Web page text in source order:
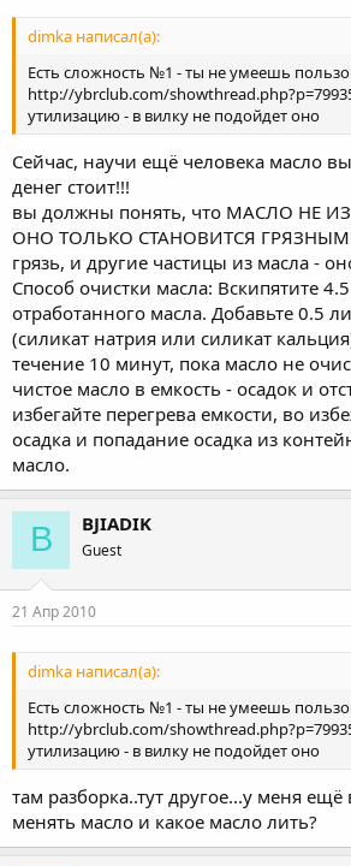
dimka написал(а):
Есть сложность №1 - ты не умеешь
http://ybrclub.com/
утилизацию - в вилку не подойдет оно
Сейчас, научи ещё человека масло
денег стоит!!!
вы должны понять, что МАСЛО НЕ
ОНО ТОЛЬКО СТАНОВИТСЯ ГРЯЗНЫМ!
грязь, и другие частицы из масла -
Способ очистки масла: Вскипятите
отработанного масла. Добавьте 0.5
(силикат натрия или силикат
течение 10 минут, пока масло не
чистое масло в емкость - осадок и
избегайте перегрева емкости, во
осадка и попадание осадка из
масло.
B BJIADIK
Guest
21 Апр 2010
dimka написал(а):
Есть сложность №1 - ты не умеешь
http://ybrclub.com/
утилизацию - в вилку не подойдет оно
там разборка..тут другое...у меня ещё
менять масло и какое масло лить?